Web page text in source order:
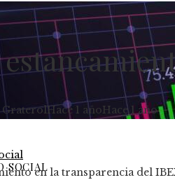
SOCIAL
GraterolHace 1 añoHace 1 año
en la transparencia del